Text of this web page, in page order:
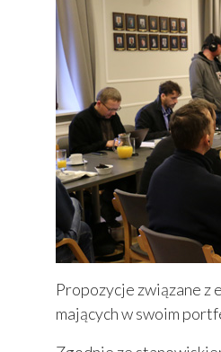
Propozycje związane z
mających w swoim